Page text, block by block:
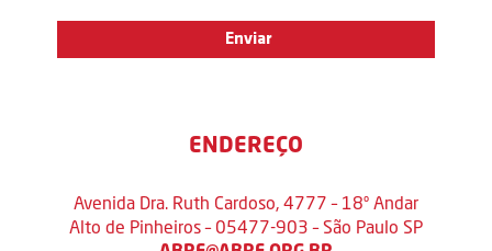
ENDEREÇO
Avenida Dra. Ruth Cardoso, 4777 – 18º Andar
Alto de Pinheiros – 05477-903 – São Paulo SP